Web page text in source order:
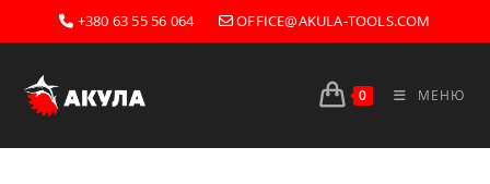
Перейти
к
+380 63 55 56 064 OFFICE@AKULA-TOOLS.COM
0 МЕНЮ